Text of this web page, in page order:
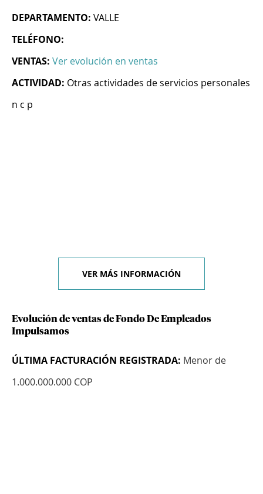
DEPARTAMENTO: VALLE
TELÉFONO:
VENTAS: Ver evolución en ventas
ACTIVIDAD: Otras actividades de servicios personales
n c p
VER MÁS INFORMACIÓN
Evolución de ventas de Fondo De Empleados
Impulsamos
ÚLTIMA FACTURACIÓN REGISTRADA: Menor de
1.000.000.000 COP